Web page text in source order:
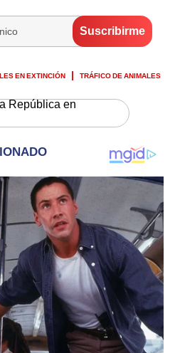
EN EXTINCIÓN TRÁFICO DE ANIMALES
República en